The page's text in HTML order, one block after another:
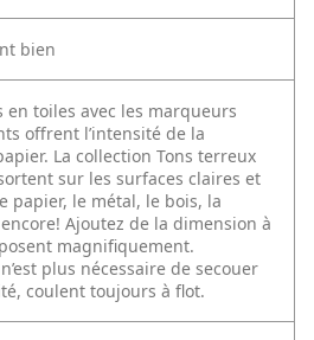
bien
toiles avec les marqueurs
offrent l’intensité de la
La collection Tons terreux
sur les surfaces claires et
papier, le métal, le bois, la
Ajoutez de la dimension à
magnifiquement.
plus nécessaire de secouer
coulent toujours à flot.